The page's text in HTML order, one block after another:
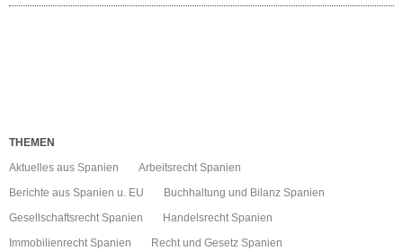
Neuer
THEMEN
Aktuelles aus Spanien
Arbeitsrecht Spanien
Berichte aus Spanien u. EU
Buchhaltung und Bilanz Spanien
Gesellschaftsrecht Spanien
Handelsrecht Spanien
Immobilienrecht Spanien
Recht und Gesetz Spanien